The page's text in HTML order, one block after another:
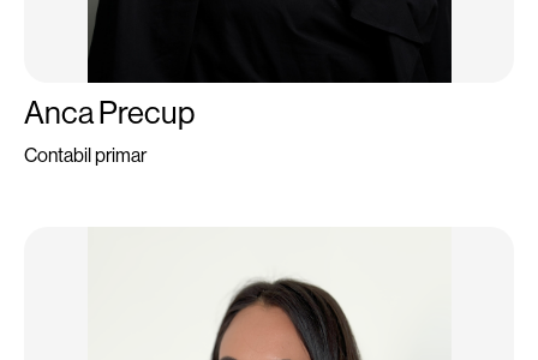
Anca Precup
Contabil primar